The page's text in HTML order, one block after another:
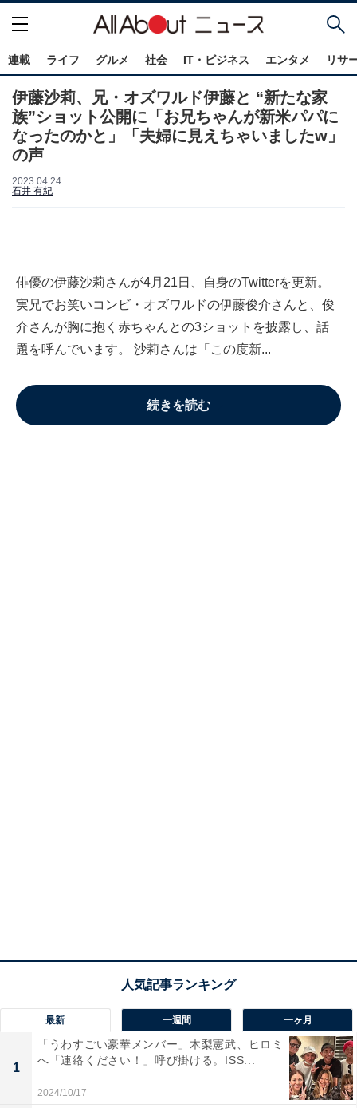
連載 ライフ グルメ 社会 IT・ビジネス エンタメ リサ
伊藤沙莉、兄・オズワルド伊藤と “新たな家
族”ショット公開に「お兄ちゃんが新米パパに
なったのかと」「夫婦に見えちゃいましたw」
の声
2023.04.24
石井 有紀
俳優の伊藤沙莉さんが4月21日、自身のTwitterを更新。
実兄でお笑いコンビ・オズワルドの伊藤俊介さんと、俊
介さんが胸に抱く赤ちゃんとの3ショットを披露し、話
題を呼んでいます。 沙莉さんは「この度新...
続きを読む
最新 一週間 一ヶ月
1
「うわすごい豪華メンバー」木梨憲武、ヒロミ
へ「連絡ください！」呼び掛ける。ISS...
2024/10/17